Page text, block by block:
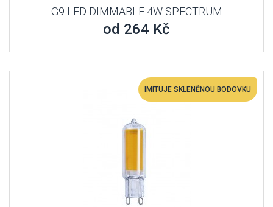
G9 LED DIMMABLE 4W SPECTRUM
od 264 Kč
IMITUJE SKLENĚNOU BODOVKU